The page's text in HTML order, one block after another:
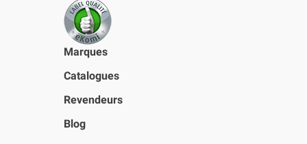
Marques
Catalogues
Revendeurs
Blog